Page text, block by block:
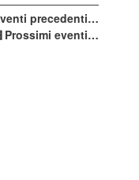
precedenti…
Prossimi eventi…